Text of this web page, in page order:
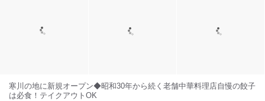
寒川の地に新規オープン◆昭和30年から続く老舗中華料理店自慢の餃子
は必食！テイクアウトOK